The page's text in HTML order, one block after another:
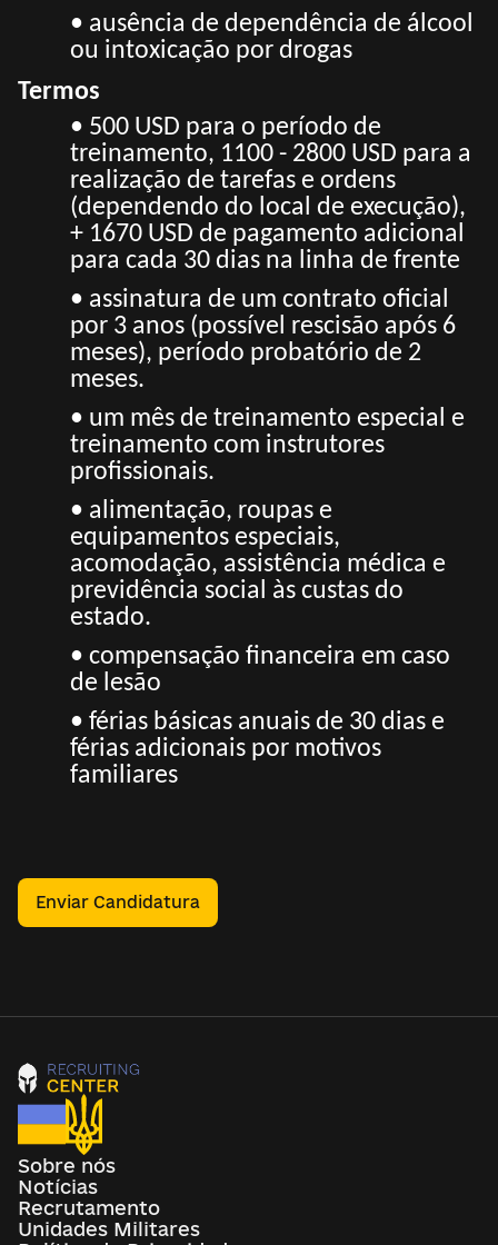
• ausência de dependência de álcool
ou intoxicação por drogas
Termos
• 500 USD para o período de
treinamento, 1100 - 2800 USD para a
realização de tarefas e ordens
(dependendo do local de execução),
+ 1670 USD de pagamento adicional
para cada 30 dias na linha de frente
• assinatura de um contrato oficial
por 3 anos (possível rescisão após 6
meses), período probatório de 2
meses.
• um mês de treinamento especial e
treinamento com instrutores
profissionais.
• alimentação, roupas e
equipamentos especiais,
acomodação, assistência médica e
previdência social às custas do
estado.
• compensação financeira em caso
de lesão
• férias básicas anuais de 30 dias e
férias adicionais por motivos
familiares
Enviar Candidatura
Sobre nós
Notícias
Recrutamento
Unidades Militares